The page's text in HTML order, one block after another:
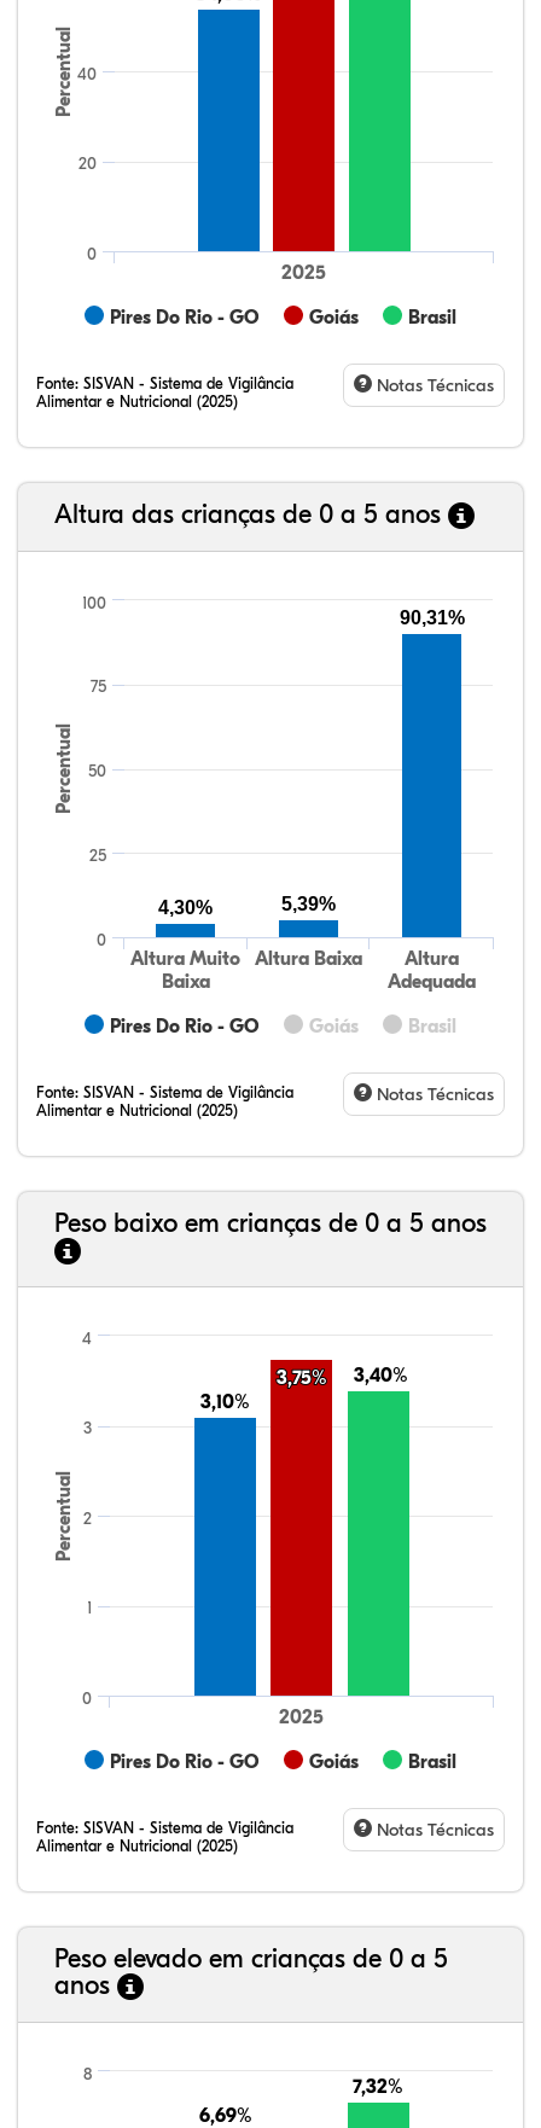
Percentual
Pires Do Rio - GO Goiás Brasil
2025
0
20
40
Fonte: SISVAN - Sistema de Vigilância
Alimentar e Nutricional (2025)
Notas Técnicas
Altura das crianças de 0 a 5 anos
Percentual
Pires Do Rio - GO Goiás Brasil
Altura Muito
Baixa
Altura Baixa
Altura
Adequada
0
25
50
75
100
4,30% 5,39%
90,31%
Fonte: SISVAN - Sistema de Vigilância
Alimentar e Nutricional (2025)
Notas Técnicas
Peso baixo em crianças de 0 a 5 anos
Percentual
3,10%
3,10%
3,75%
3,75% 3,40%
3,40%
Pires Do Rio - GO Goiás Brasil
2025
0
1
2
3
4
Fonte: SISVAN - Sistema de Vigilância
Alimentar e Nutricional (2025)
Notas Técnicas
Peso elevado em crianças de 0 a 5
anos
6,69%
6,69%
7,32%
7,32%
8